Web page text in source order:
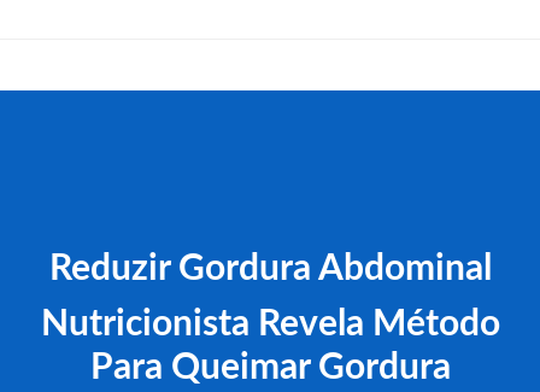
Reduzir Gordura Abdominal
Nutricionista Revela Método
Para Queimar Gordura